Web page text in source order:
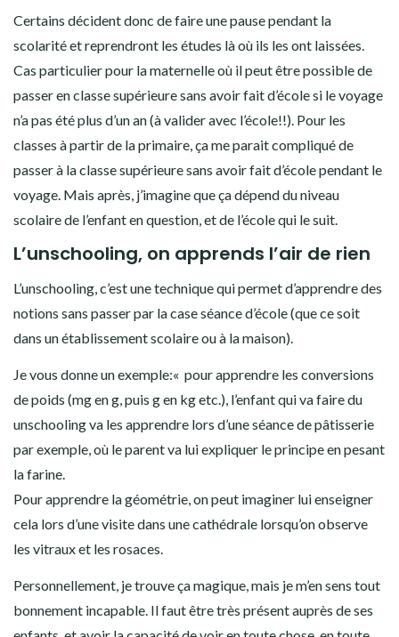
Certains décident donc de faire une pause pendant la
scolarité et reprendront les études là où ils les ont laissées.
Cas particulier pour la maternelle où il peut être possible de
passer en classe supérieure sans avoir fait d’école si le voyage
n’a pas été plus d’un an (à valider avec l’école!!). Pour les
classes à partir de la primaire, ça me parait compliqué de
passer à la classe supérieure sans avoir fait d’école pendant le
voyage. Mais après, j’imagine que ça dépend du niveau
scolaire de l’enfant en question, et de l’école qui le suit.
L’unschooling, on apprends l’air de rien
L’unschooling, c’est une technique qui permet d’apprendre des
notions sans passer par la case séance d’école (que ce soit
dans un établissement scolaire ou à la maison).
Je vous donne un exemple:« pour apprendre les conversions
de poids (mg en g, puis g en kg etc.), l’enfant qui va faire du
unschooling va les apprendre lors d’une séance de pâtisserie
par exemple, où le parent va lui expliquer le principe en pesant
la farine.
Pour apprendre la géométrie, on peut imaginer lui enseigner
cela lors d’une visite dans une cathédrale lorsqu’on observe
les vitraux et les rosaces.
Personnellement, je trouve ça magique, mais je m’en sens tout
bonnement incapable. Il faut être très présent auprès de ses